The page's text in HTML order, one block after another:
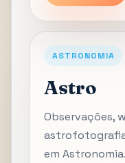
ASTRONOMIA
Astro
Observações,
em Astronomia.